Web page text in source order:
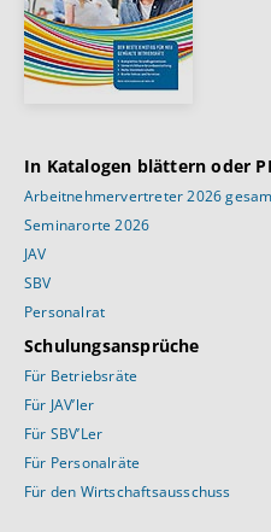
In Katalogen blättern oder
Arbeitnehmervertreter 2026
Seminarorte 2026
JAV
SBV
Personalrat
Schulungsansprüche
Für Betriebsräte
Für JAV’ler
Für SBV’Ler
Für Personalräte
Für den Wirtschaftsausschuss